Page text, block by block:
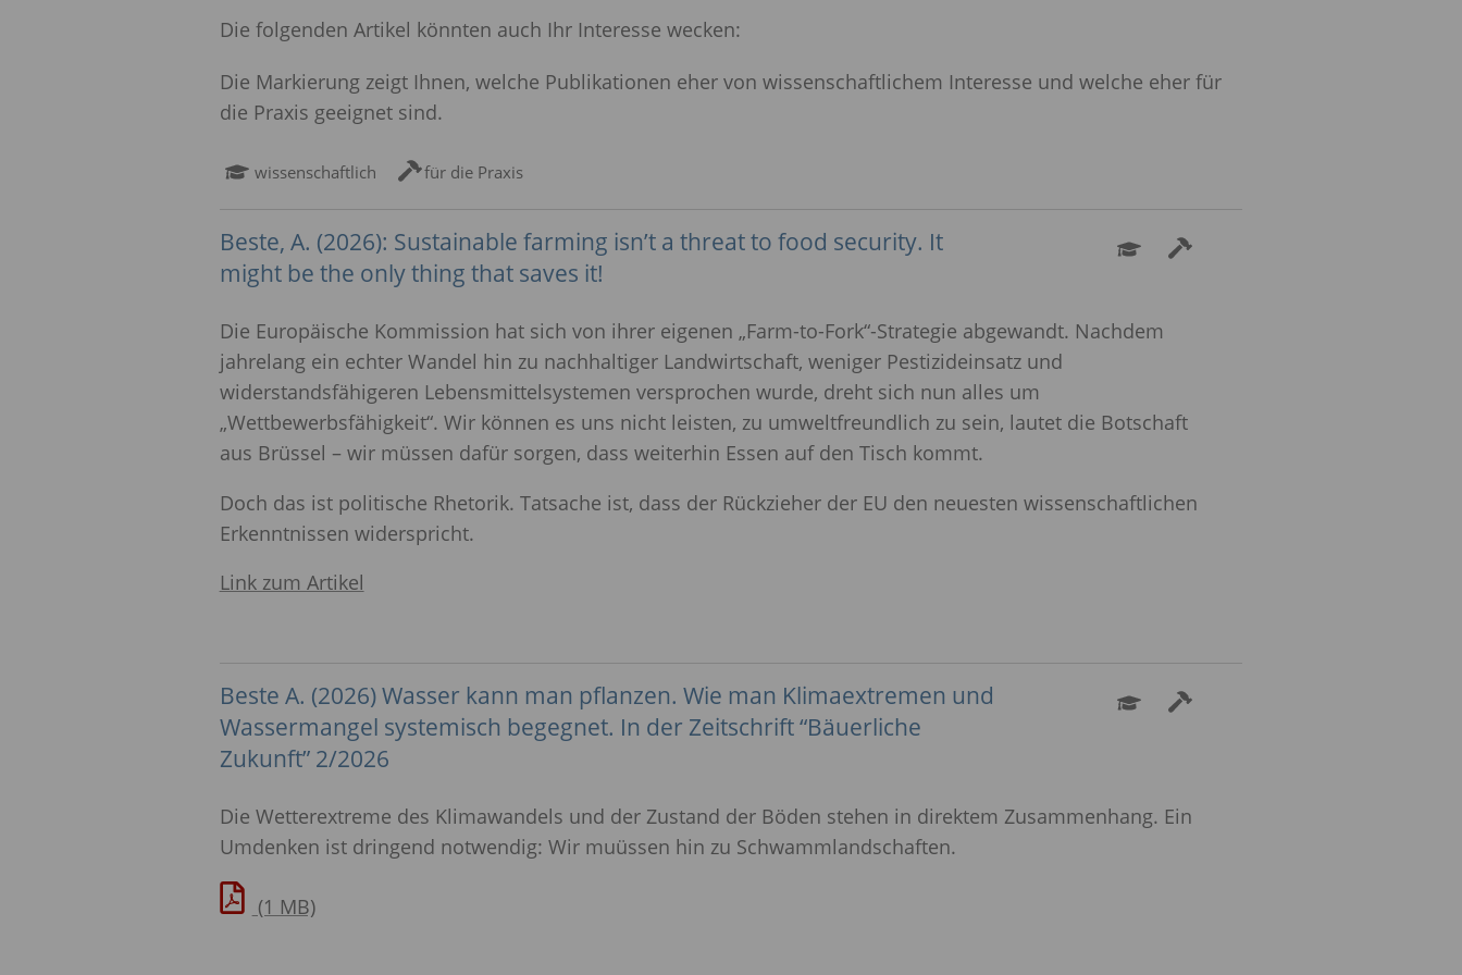
Die folgenden Artikel könnten auch Ihr Interesse wecken:
Die Markierung zeigt Ihnen, welche Publikationen eher von wissenschaftlichem Interesse und welche eher für
die Praxis geeignet sind.
wissenschaftlich für die Praxis
Beste, A. (2026): Sustainable farming isn’t a threat to food security. It
might be the only thing that saves it!
Die Europäische Kommission hat sich von ihrer eigenen „Farm-to-Fork“-Strategie abgewandt. Nachdem
jahrelang ein echter Wandel hin zu nachhaltiger Landwirtschaft, weniger Pestizideinsatz und
widerstandsfähigeren Lebensmittelsystemen versprochen wurde, dreht sich nun alles um
„Wettbewerbsfähigkeit“. Wir können es uns nicht leisten, zu umweltfreundlich zu sein, lautet die Botschaft
aus Brüssel – wir müssen dafür sorgen, dass weiterhin Essen auf den Tisch kommt.
Doch das ist politische Rhetorik. Tatsache ist, dass der Rückzieher der EU den neuesten wissenschaftlichen
Erkenntnissen widerspricht.
Link zum Artikel
Beste A. (2026) Wasser kann man pflanzen. Wie man Klimaextremen und
Wassermangel systemisch begegnet. In der Zeitschrift “Bäuerliche
Zukunft” 2/2026
Die Wetterextreme des Klimawandels und der Zustand der Böden stehen in direktem Zusammenhang. Ein
Umdenken ist dringend notwendig: Wir muüssen hin zu Schwammlandschaften.
(1 MB)